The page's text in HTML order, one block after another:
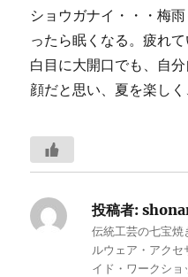
ショウガナイ・・・梅
ったら眠くなる。疲れて
白目に大開口でも、自
顔だと思い、夏を楽しく
投稿者:
伝統工芸の七宝
ルウェア・アクセ
イド・ワークシ